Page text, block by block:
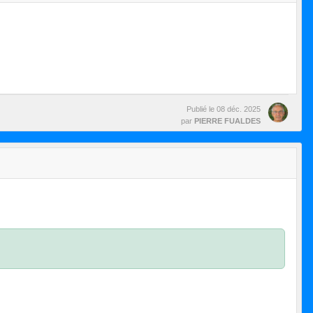
Publié le 08 déc. 2025
par PIERRE FUALDES